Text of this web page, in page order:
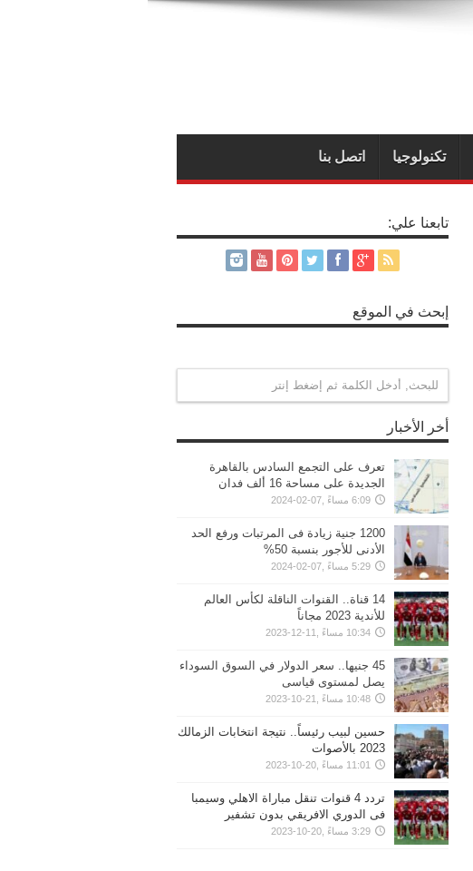
تكنولوجيا اتصل بنا
تابعنا علي:
إبحث في الموقع
أخر الأخبار
تعرف على التجمع السادس بالقاهرة
الجديدة على مساحة 16 ألف فدان
6:09 مساءً ,07-02-2024
1200 جنية زيادة فى المرتبات ورفع الحد
الأدنى للأجور بنسبة 50%
5:29 مساءً ,07-02-2024
14 قناة.. القنوات الناقلة لكأس العالم
للأندية 2023 مجاناً
10:34 مساءً ,11-12-2023
45 جنيها.. سعر الدولار في السوق السوداء
يصل لمستوى قياسى
10:48 مساءً ,21-10-2023
حسين لبيب رئيساً.. نتيجة انتخابات الزمالك
2023 بالأصوات
11:01 مساءً ,20-10-2023
تردد 4 قنوات تنقل مباراة الاهلي وسيمبا
فى الدوري الافريقي بدون تشفير
3:29 مساءً ,20-10-2023